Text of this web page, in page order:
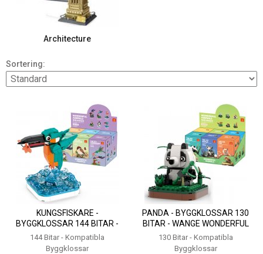
Architecture
Sortering:
KUNGSFISKARE -
BYGGKLOSSAR 144 BITAR -
WANGE WONDERFUL
ANIMALS
144 Bitar - Kompatibla
Byggklossar
PANDA - BYGGKLOSSAR 130
BITAR - WANGE WONDERFUL
ANIMALS
130 Bitar - Kompatibla
Byggklossar